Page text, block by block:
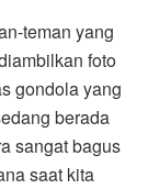
teman yang
foto
gondola yang
berada
sangat bagus
saat kita